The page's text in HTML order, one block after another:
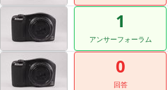
1
アンサーフォーラム
0
回答